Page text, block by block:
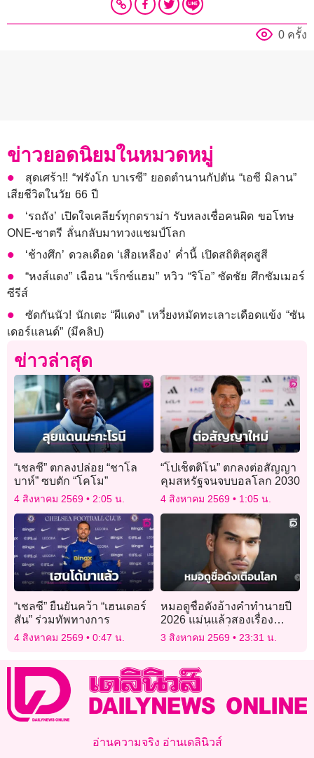
0 ครั้ง
ข่าวยอดนิยมในหมวดหมู่
สุดเศร้า!! “ฟรังโก บาเรซี” ยอดตำนานกัปตัน “เอซี มิลาน”
เสียชีวิตในวัย 66 ปี
‘รถถัง’ เปิดใจเคลียร์ทุกดราม่า รับหลงเชื่อคนผิด ขอโทษ
ONE-ชาตรี ลั่นกลับมาทวงแชมป์โลก
‘ช้างศึก’ ดวลเดือด ‘เสือเหลือง’ ค่ำนี้ เปิดสถิติสุดสูสี
“หงส์แดง” เฉือน “เร็กซ์แฮม” หวิว “ริโอ” ซัดชัย ศึกซัมเมอร์
ซีรีส์
ซัดกันนัว! นักเตะ “ผีแดง” เหวี่ยงหมัดทะเลาะเดือดแข้ง “ซัน
เดอร์แลนด์” (มีคลิป)
ข่าวล่าสุด
“เชลซี” ตกลงปล่อย “ชาโล
บาห์” ซบตัก “โคโม”
4 สิงหาคม 2569 2:05 น.
“โปเช็ตติโน” ตกลงต่อสัญญา
คุมสหรัฐจนจบบอลโลก 2030
4 สิงหาคม 2569 1:05 น.
“เชลซี” ยืนยันคว้า “เฮนเดอร์
สัน” ร่วมทัพทางการ
4 สิงหาคม 2569 0:47 น.
หมอดูชื่อดังอ้างคำทำนายปี
2026 แม่นแล้วสองเรื่อง
เตือนภัยเรื่องที่สามกำลังก่อ
3 สิงหาคม 2569 23:31 น.
อ่านความจริง อ่านเดลินิวส์